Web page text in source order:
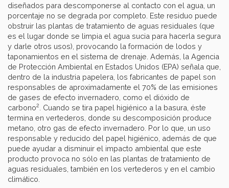
diseñados para descomponerse al contacto con el agua, un
porcentaje no se degrada por completo. Este residuo puede
obstruir las plantas de tratamiento de aguas residuales (que
es el lugar donde se limpia el agua sucia para hacerla segura
y darle otros usos), provocando la formación de lodos y
taponamientos en el sistema de drenaje. Además, la Agencia
de Protección Ambiental en Estados Unidos (EPA) señala que,
dentro de la industria papelera, los fabricantes de papel son
responsables de aproximadamente el 70% de las emisiones
de gases de efecto invernadero, como el dióxido de
carbono2
. Cuando se tira papel higiénico a la basura, éste
termina en vertederos, donde su descomposición produce
metano, otro gas de efecto invernadero. Por lo que, un uso
responsable y reducido del papel higiénico, además de que
puede ayudar a disminuir el impacto ambiental que este
producto provoca no sólo en las plantas de tratamiento de
aguas residuales, también en los vertederos y en el cambio
climático.